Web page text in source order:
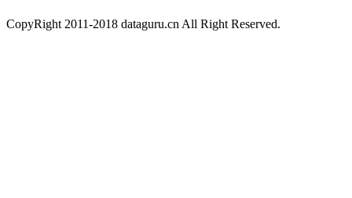
CopyRight 2011-2018 dataguru.cn All Right Reserved.